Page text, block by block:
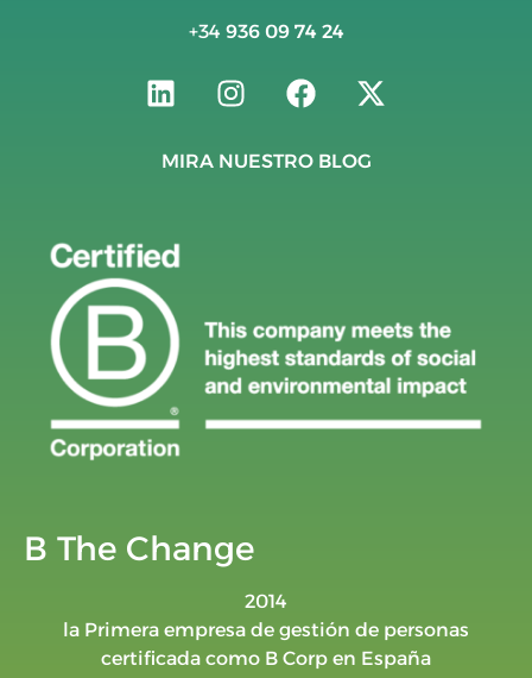
+34 936 09 74 24
MIRA NUESTRO BLOG
B The Change
2014
la Primera empresa de gestión de personas
certificada como B Corp en España